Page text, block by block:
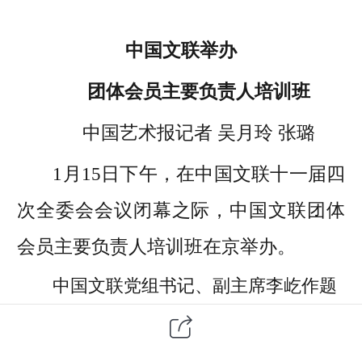
中国文联举办
团体会员主要负责人培训班
中国艺术报记者 吴月玲 张璐
1月15日下午，在中国文联十一届四
次全委会会议闭幕之际，中国文联团体
会员主要负责人培训班在京举办。
中国文联党组书记、副主席李屹作题
为《高擎习近平文化思想旗帜 高质量推进